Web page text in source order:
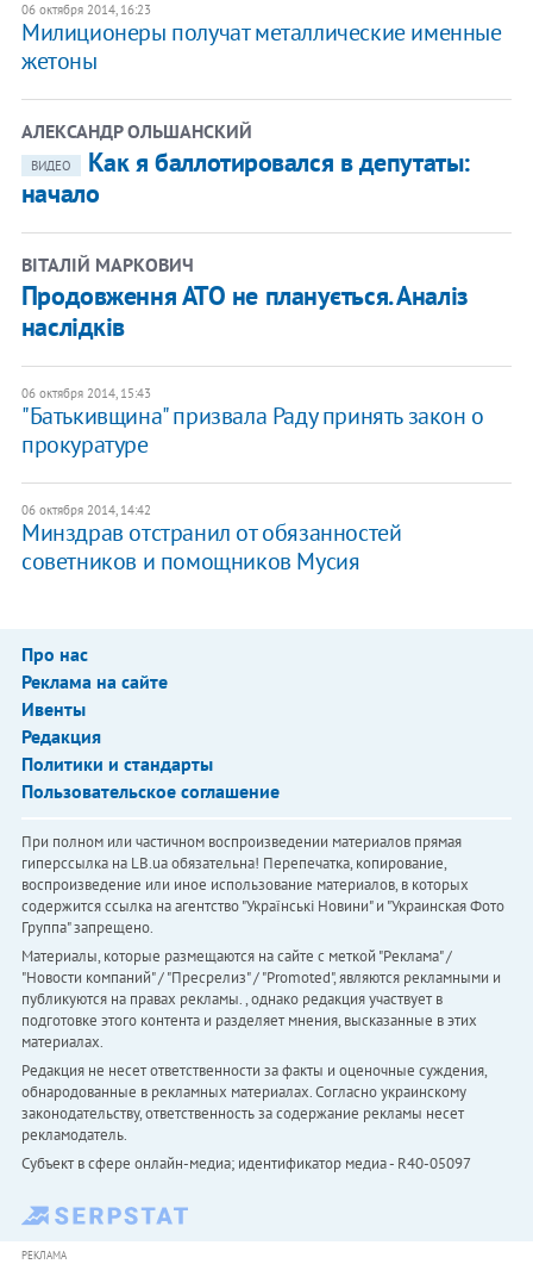
06 октября 2014, 16:23
Милиционеры получат металлические именные
жетоны
АЛЕКСАНДР ОЛЬШАНСКИЙ
ВИДЕО
Как я баллотировался в депутаты:
начало
ВІТАЛІЙ МАРКОВИЧ
Продовження АТО не планується. Аналіз
наслідків
06 октября 2014, 15:43
"Батькивщина" призвала Раду принять закон о
прокуратуре
06 октября 2014, 14:42
Минздрав отстранил от обязанностей
советников и помощников Мусия
Про нас
Реклама на сайте
Ивенты
Редакция
Политики и стандарты
Пользовательское соглашение
При полном или частичном воспроизведении материалов прямая
гиперссылка на LB.ua обязательна! Перепечатка, копирование,
воспроизведение или иное использование материалов, в которых
содержится ссылка на агентство "Українськi Новини" и "Украинская Фото
Группа" запрещено.
Материалы, которые размещаются на сайте с меткой "Реклама" /
"Новости компаний" / "Пресрелиз" / "Promoted", являются рекламными и
публикуются на правах рекламы. , однако редакция участвует в
подготовке этого контента и разделяет мнения, высказанные в этих
материалах.
Редакция не несет ответственности за факты и оценочные суждения,
обнародованные в рекламных материалах. Согласно украинскому
законодательству, ответственность за содержание рекламы несет
рекламодатель.
Субъект в сфере онлайн-медиа; идентификатор медиа - R40-05097
РЕКЛАМА